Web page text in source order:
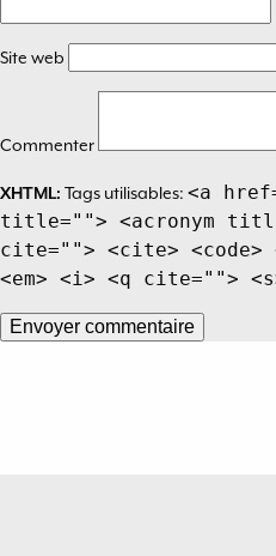
Site web
Commenter
XHTML: Tags utilisables: <a
title=""> <acronym
cite=""> <cite> <code>
<em> <i> <q cite="">